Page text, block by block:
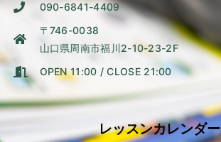
090-6841-4409
〒746-0038
山口県周南市福川2-10-23-2F
OPEN 11:00 / CLOSE 21:00
レッスンカレンダー